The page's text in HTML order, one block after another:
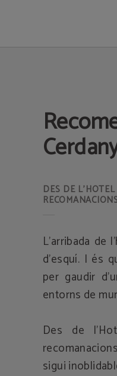
a Puigcerdà. Web Oficial.
DES DE
L’arribada de
d’esquí. I és
per gaudir
entorns de
Des de
sigui